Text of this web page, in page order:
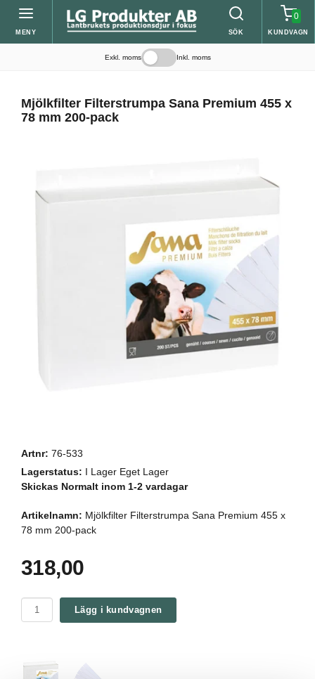
MENY SÖK
0
KUNDVAGN
Exkl. moms Inkl. moms
Mjölkfilter Filterstrumpa Sana Premium 455 x
78 mm 200-pack
Artnr: 76-533
Lagerstatus: I Lager Eget Lager
Skickas Normalt inom 1-2 vardagar
Artikelnamn: Mjölkfilter Filterstrumpa Sana Premium 455 x
78 mm 200-pack
318,00
Lägg i kundvagnen